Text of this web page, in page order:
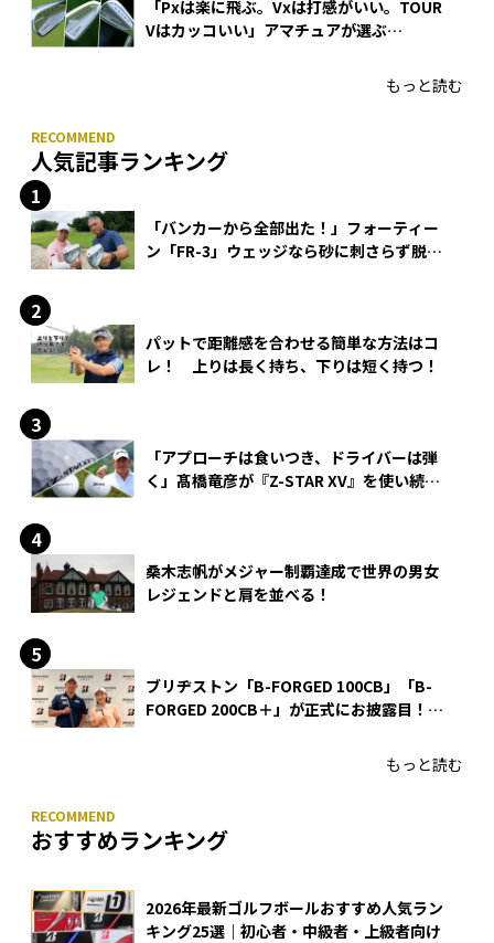
「Pxは楽に飛ぶ。Vxは打感がいい。TOUR
Vはカッコいい」アマチュアが選ぶ
もっと読む
人気記事ランキング
「バンカーから全部出た！」フォーティー
ン「FR-3」ウェッジなら砂に刺さらず脱出
パットで距離感を合わせる簡単な方法はコ
レ！ 上りは長く持ち、下りは短く持つ！
「アプローチは食いつき、ドライバーは弾
く」髙橋竜彦が『Z-STAR XV』を使い続け
桑木志帆がメジャー制覇達成で世界の男女
レジェンドと肩を並べる！
ブリヂストン「B-FORGED 100CB」「B-
FORGED 200CB＋」が正式にお披露目！
もっと読む
おすすめランキング
2026年最新ゴルフボールおすすめ人気ラン
キング25選｜初心者・中級者・上級者向け